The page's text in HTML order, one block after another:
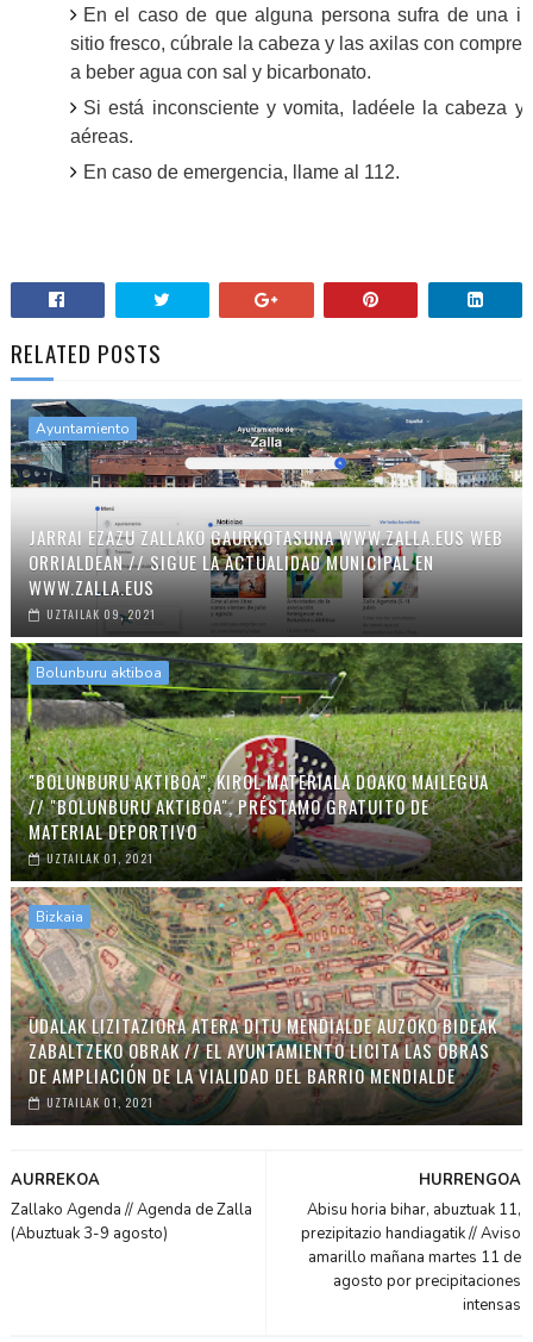
En el caso de que alguna persona sufra de una
sitio fresco, cúbrale la cabeza y las axilas con
a beber agua con sal y bicarbonato.
Si está inconsciente y vomita, ladéele la cabeza
aéreas.
En caso de emergencia, llame al 112.
RELATED POSTS
Ayuntamiento
JARRAI EZAZU ZALLAKO GAURKOTASUNA WWW.ZALLA.EUS WEB
ORRIALDEAN // SIGUE LA ACTUALIDAD MUNICIPAL EN
WWW.ZALLA.EUS
UZTAILAK 09, 2021
Bolunburu aktiboa
"BOLUNBURU AKTIBOA", KIROL MATERIALA DOAKO MAILEGUA
// "BOLUNBURU AKTIBOA", PRÉSTAMO GRATUITO DE
MATERIAL DEPORTIVO
UZTAILAK 01, 2021
Bizkaia
UDALAK LIZITAZIORA ATERA DITU MENDIALDE AUZOKO BIDEAK
ZABALTZEKO OBRAK // EL AYUNTAMIENTO LICITA LAS OBRAS
DE AMPLIACIÓN DE LA VIALIDAD DEL BARRIO MENDIALDE
UZTAILAK 01, 2021
HURRENGOA
Abisu horia bihar, abuztuak 11,
prezipitazio handiagatik // Aviso
amarillo mañana martes 11 de
agosto por precipitaciones
intensas
AURREKOA
Zallako Agenda // Agenda de Zalla
(Abuztuak 3-9 agosto)